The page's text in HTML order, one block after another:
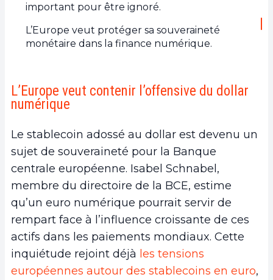
important pour être ignoré.
L’Europe veut protéger sa souveraineté
monétaire dans la finance numérique.
L’Europe veut contenir l’offensive du dollar
numérique
Le stablecoin adossé au dollar est devenu un
sujet de souveraineté pour la Banque
centrale européenne. Isabel Schnabel,
membre du directoire de la BCE, estime
qu’un euro numérique pourrait servir de
rempart face à l’influence croissante de ces
actifs dans les paiements mondiaux. Cette
inquiétude rejoint déjà les tensions
européennes autour des stablecoins en euro,